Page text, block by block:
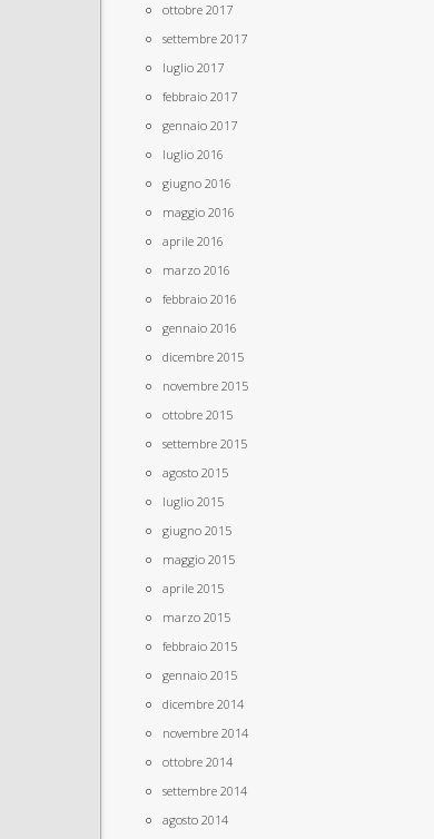
ottobre 2017
settembre 2017
luglio 2017
febbraio 2017
gennaio 2017
luglio 2016
giugno 2016
maggio 2016
aprile 2016
marzo 2016
febbraio 2016
gennaio 2016
dicembre 2015
novembre 2015
ottobre 2015
settembre 2015
agosto 2015
luglio 2015
giugno 2015
maggio 2015
aprile 2015
marzo 2015
febbraio 2015
gennaio 2015
dicembre 2014
novembre 2014
ottobre 2014
settembre 2014
agosto 2014